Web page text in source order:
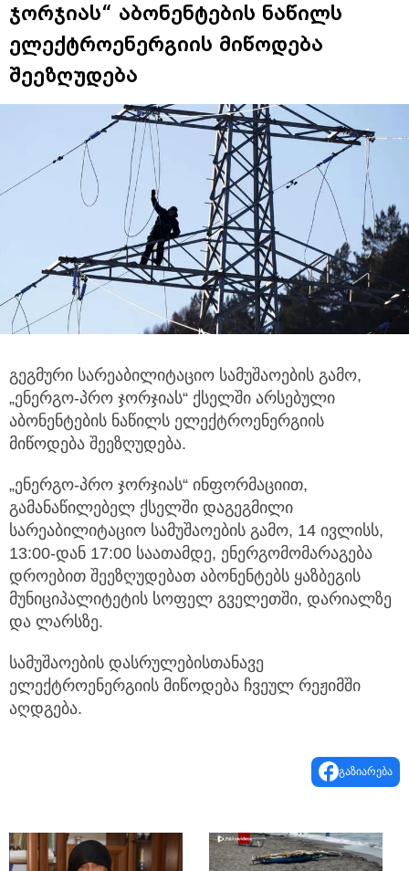
ჯორჯიას“ აბონენტების ნაწილს
ელექტროენერგიის მიწოდება
შეეზღუდება
გეგმური სარეაბილიტაციო სამუშაოების გამო,
„ენერგო-პრო ჯორჯიას“ ქსელში არსებული
აბონენტების ნაწილს ელექტროენერგიის
მიწოდება შეეზღუდება.
„ენერგო-პრო ჯორჯიას“ ინფორმაციით,
გამანაწილებელ ქსელში დაგეგმილი
სარეაბილიტაციო სამუშაოების გამო, 14 ივლისს,
13:00-დან 17:00 საათამდე, ენერგომომარაგება
დროებით შეეზღუდებათ აბონენტებს ყაზბეგის
მუნიციპალიტეტის სოფელ გველეთში, დარიალზე
და ლარსზე.
სამუშაოების დასრულებისთანავე
ელექტროენერგიის მიწოდება ჩვეულ რეჟიმში
აღდგება.
გაზიარება